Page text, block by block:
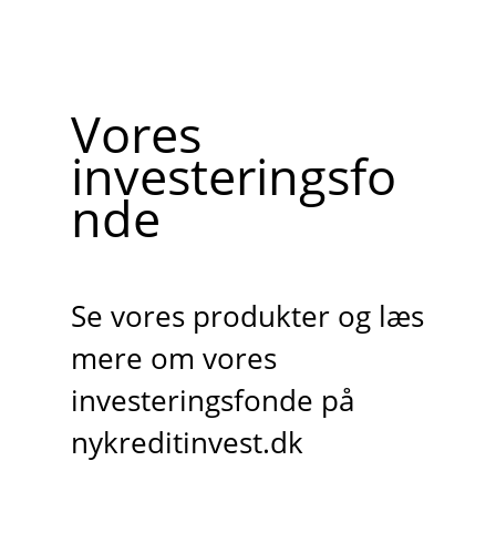
Vores
investeringsfo
nde
Se vores produkter og læs
mere om vores
investeringsfonde på
nykreditinvest.dk